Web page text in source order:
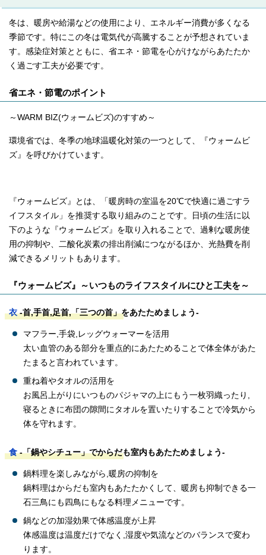
冬は、暖房や給湯などの使用により、エネルギー消費が多くなる
季節です。特にこの冬は電気代が高騰することが予想されていま
す。感染症対策とともに、省エネ・節電を心がけながらあたたか
く過ごす工夫が必要です。
省エネ・節電のポイント
～WARM BIZ(ウォームビズ)のすすめ～
環境省では、冬季の地球温暖化対策の一つとして、『ウォームビ
ズ』を呼びかけています。
『ウォームビズ』とは、「暖房時の室温を20℃で快適に過ごすラ
イフスタイル」を推奨する取り組みのことです。日頃の生活に以
下のような『ウォームビズ』を取り入れることで、過剰な暖房使
用の抑制や、二酸化炭素の排出削減につながるほか、光熱費を削
減できるメリットもあります。
『ウォームビズ』～いつものライフスタイルにひと工夫を～
衣-首,手首,足首,「三つの首」をあたためましょう-
マフラー,手袋,レッグウォーマーを活用
太い血管のある部分を重点的にあたためることで体全体があた
たまると言われています。
重ね着やタオルの活用を
お風呂上がりにいつものパジャマの上にもう一枚羽織ったり,
寝るときに布団の隙間にタオルを置いたりすることで冷気から
体を守れます。
食-「鍋やシチュー」でからだも室内もあたためましょう-
鍋料理を楽しみながら,暖房の抑制を
鍋料理はからだも室内もあたたかくして、暖房も抑制できる一
石三鳥にも四鳥にもなる料理メニューです。
鍋などの加湿効果で体感温度が上昇
体感温度は温度だけでなく,湿度や気流などのバランスで変わ
ります。